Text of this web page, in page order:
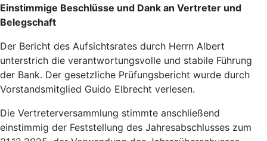
Einstimmige Beschlüsse und Dank an Vertreter und
Belegschaft
Der Bericht des Aufsichtsrates durch Herrn Albert
unterstrich die verantwortungsvolle und stabile Führung
der Bank. Der gesetzliche Prüfungsbericht wurde durch
Vorstandsmitglied Guido Elbrecht verlesen.
Die Vertreterversammlung stimmte anschließend
einstimmig der Feststellung des Jahresabschlusses zum